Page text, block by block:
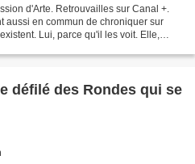
d'Arte. Retrouvailles sur Canal +.
aussi en commun de chroniquer sur
Lui, parce qu'il les voit. Elle,
défilé des Rondes qui se